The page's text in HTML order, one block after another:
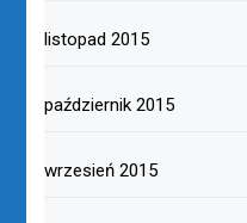
listopad 2015
październik 2015
wrzesień 2015